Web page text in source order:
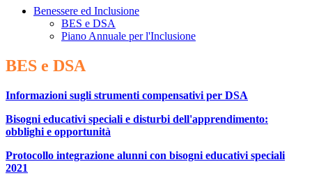
Benessere ed Inclusione
BES e DSA
Piano Annuale per l'Inclusione
BES e DSA
Informazioni sugli strumenti compensativi per DSA
Bisogni educativi speciali e disturbi dell'apprendimento:
obblighi e opportunità
Protocollo integrazione alunni con bisogni educativi speciali
2021